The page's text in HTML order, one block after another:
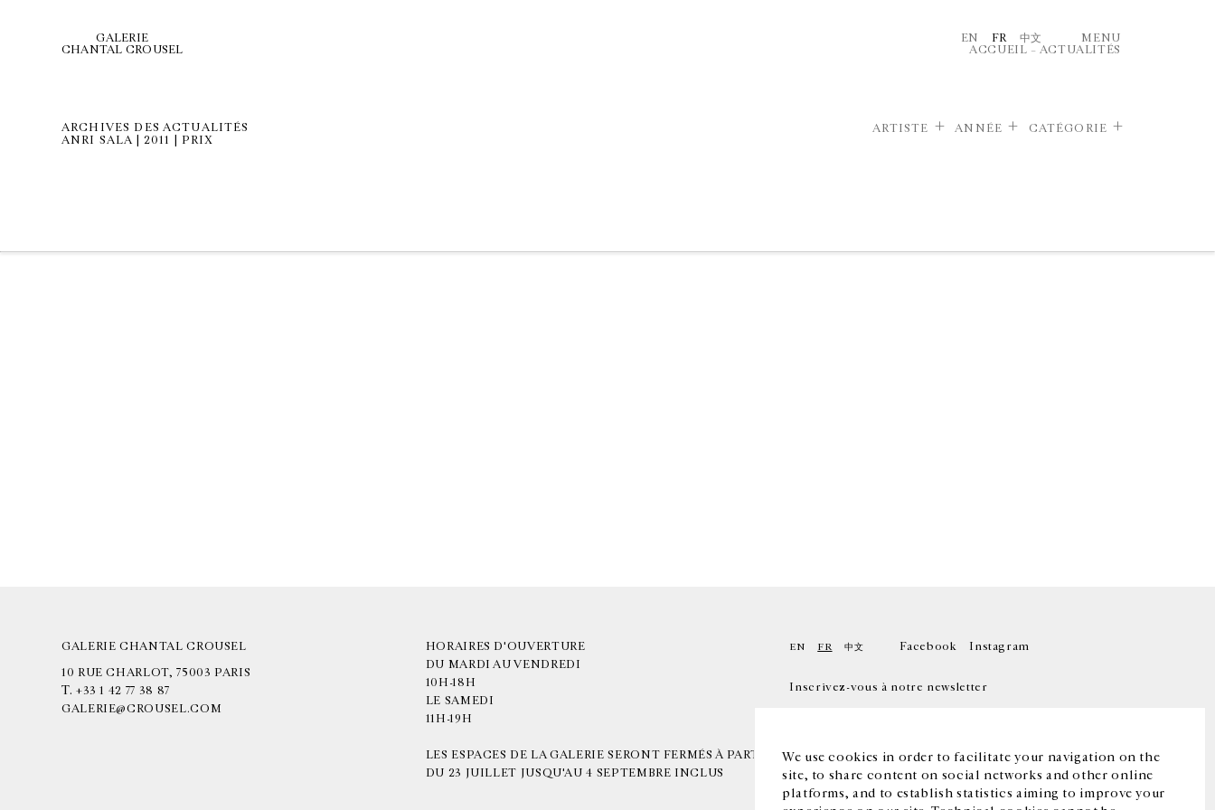
We use cookies in order to facilitate your navigation on the
site, to share content on social networks and other online
platforms, and to establish statistics aiming to improve your
GALERIE
CHANTAL CROUSEL
EN FR 中文
MENU
ACCUEIL – ACTUALITÉS
ARCHIVES DES ACTUALITÉS
ANRI SALA | 2011 | PRIX
ARTISTE ANNÉE CATÉGORIE
GALERIE CHANTAL CROUSEL
10 RUE CHARLOT, 75003 PARIS
T. +33 1 42 77 38 87
GALERIE@CROUSEL.COM
HORAIRES D'OUVERTURE
DU MARDI AU VENDREDI
10H-18H
LE SAMEDI
11H-19H
LES ESPACES DE LA GALERIE SERONT FERMÉS À PARTIR
DU 23 JUILLET JUSQU'AU 4 SEPTEMBRE INCLUS
EN FR 中文 Facebook Instagram
Inscrivez-vous à notre newsletter